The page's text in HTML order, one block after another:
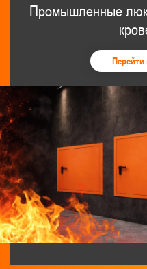
Промышленные
Перейти